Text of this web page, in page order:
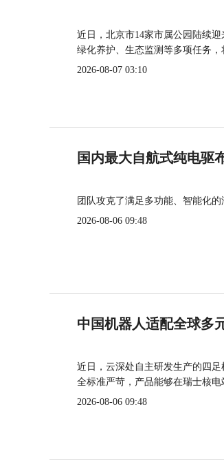
近日，北京市14家市属公园陆续
绿化养护、生态监测等多项任务，
2026-08-07 03:10
国内最大自航式纯电驱
团队攻克了满足多功能、智能化
2026-08-06 09:48
中国机器人适配全球多
近日，云深处自主研发生产的四
全标准严苛，产品能够在瑞士核
2026-08-06 09:48